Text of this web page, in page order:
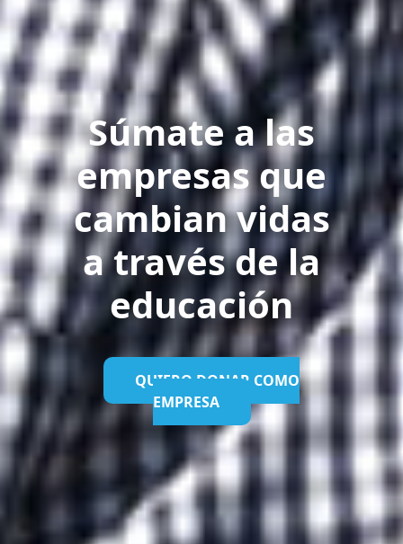
Súmate a las
empresas que
cambian vidas
a través de la
educación
QUIERO DONAR COMO
EMPRESA